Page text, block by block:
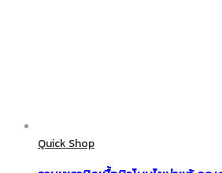
Quick Shop